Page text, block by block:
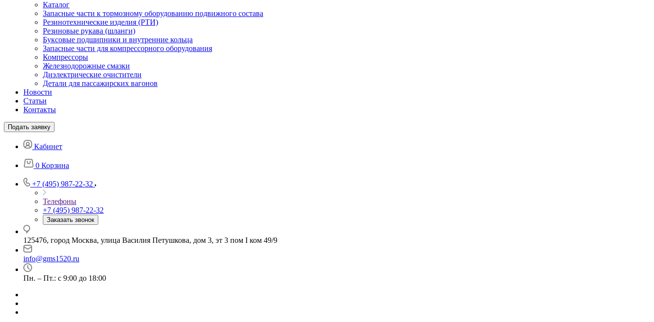
Каталог
Запасные части к тормозному оборудованию подвижного состава
Резинотехнические изделия (РТИ)
Резиновые рукава (шланги)
Буксовые подшипники и внутренние кольца
Запасные части для компрессорного оборудования
Компрессоры
Железнодорожные смазки
Диэлектрические очистители
Детали для пассажирских вагонов
Новости
Статьи
Контакты
Подать заявку
Кабинет
0 Корзина
+7 (495) 987-22-32
Телефоны
+7 (495) 987-22-32
Заказать звонок
125476, город Москва, улица Василия Петушкова, дом 3, эт 3 пом I ком 49/9
info@gms1520.ru
Пн. – Пт.: с 9:00 до 18:00